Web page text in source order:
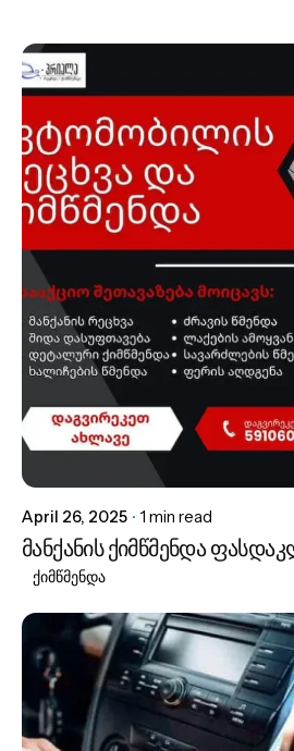
admin
April 26, 2025 1 min read
მანქანის ქიმწმენდა
ქიმწმენდა
Posted by
admin